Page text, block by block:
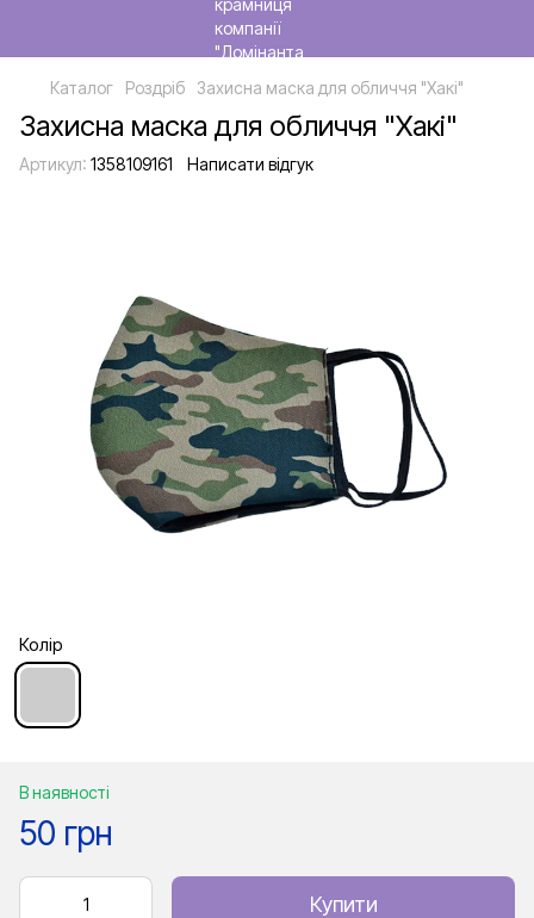
Каталог Роздріб Захисна маска для обличчя "Хакі"
Захисна маска для обличчя "Хакі"
Артикул: 1358109161 Написати відгук
Колір
В наявності
50 грн
Купити